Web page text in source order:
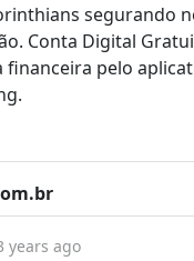
segurando
Conta Digital
financeira pelo
years ago